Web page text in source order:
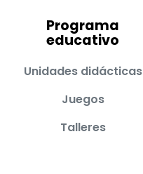
Programa
educativo
Unidades didácticas
Juegos
Talleres